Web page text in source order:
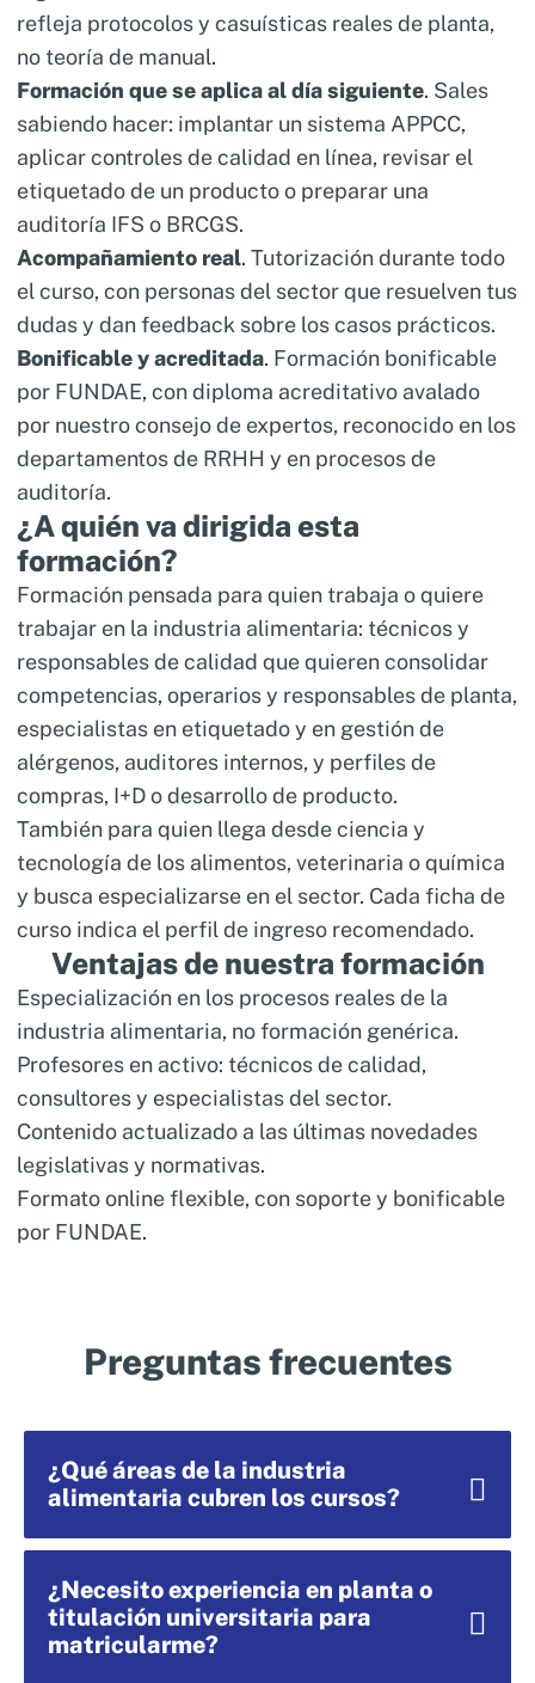
refleja protocolos y casuísticas reales de planta,
no teoría de manual.
Formación que se aplica al día siguiente. Sales
sabiendo hacer: implantar un sistema APPCC,
aplicar controles de calidad en línea, revisar el
etiquetado de un producto o preparar una
auditoría IFS o BRCGS.
Acompañamiento real. Tutorización durante todo
el curso, con personas del sector que resuelven tus
dudas y dan feedback sobre los casos prácticos.
Bonificable y acreditada. Formación bonificable
por FUNDAE, con diploma acreditativo avalado
por nuestro consejo de expertos, reconocido en los
departamentos de RRHH y en procesos de
auditoría.
¿A quién va dirigida esta
formación?
Formación pensada para quien trabaja o quiere
trabajar en la industria alimentaria: técnicos y
responsables de calidad que quieren consolidar
competencias, operarios y responsables de planta,
especialistas en etiquetado y en gestión de
alérgenos, auditores internos, y perfiles de
compras, I+D o desarrollo de producto.
También para quien llega desde ciencia y
tecnología de los alimentos, veterinaria o química
y busca especializarse en el sector. Cada ficha de
curso indica el perfil de ingreso recomendado.
Ventajas de nuestra formación
Especialización en los procesos reales de la
industria alimentaria, no formación genérica.
Profesores en activo: técnicos de calidad,
consultores y especialistas del sector.
Contenido actualizado a las últimas novedades
legislativas y normativas.
Formato online flexible, con soporte y bonificable
por FUNDAE.
Preguntas frecuentes
¿Qué áreas de la industria
alimentaria cubren los cursos?
¿Necesito experiencia en planta o
titulación universitaria para
matricularme?